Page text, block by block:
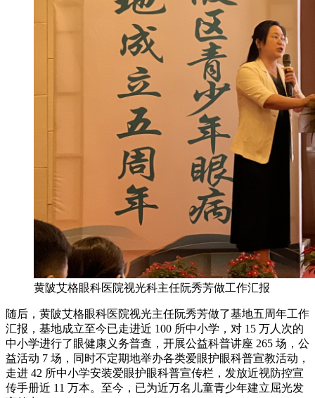
黄陂艾格眼科医院视光科主任阮秀芳做工作汇报
随后，黄陂艾格眼科医院视光主任阮秀芳做了基地五周年工作
汇报，基地成立至今已走进近 100 所中小学，对 15 万人次的
中小学进行了眼健康义务普查，开展公益科普讲座 265 场，公
益活动 7 场，同时不定期地举办各类爱眼护眼科普宣教活动，
走进 42 所中小学安装爱眼护眼科普宣传栏，发放近视防控宣
传手册近 11 万本。至今，已为近万名儿童青少年建立屈光发